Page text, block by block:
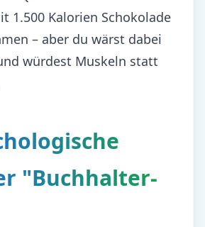
1.500 Kalorien Schokolade
– aber du wärst dabei
würdest Muskeln statt
"Buchhalter-